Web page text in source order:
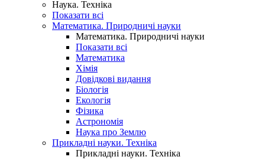
Наука. Техніка
Показати всі
Математика. Природничі науки
Математика. Природничі науки
Показати всі
Математика
Хімія
Довідкові видання
Біологія
Екологія
Фізика
Астрономія
Наука про Землю
Прикладні науки. Техніка
Прикладні науки. Техніка